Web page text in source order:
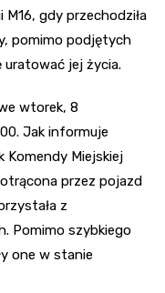
gdy przechodziła
pomimo podjętych
uratować jej życia.
wtorek, 8
Jak informuje
Komendy Miejskiej
przez pojazd
z
Pomimo szybkiego
one w stanie